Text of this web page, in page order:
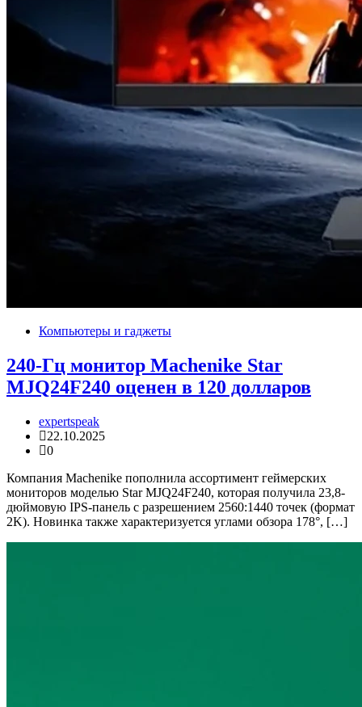
Компьютеры и гаджеты
240-Гц монитор Machenike Star
MJQ24F240 оценен в 120 долларов
expertspeak
22.10.2025
0
Компания Machenike пополнила ассортимент геймерских
мониторов моделью Star MJQ24F240, которая получила 23,8-
дюймовую IPS-панель с разрешением 2560:1440 точек (формат
2K). Новинка также характеризуется углами обзора 178°, […]